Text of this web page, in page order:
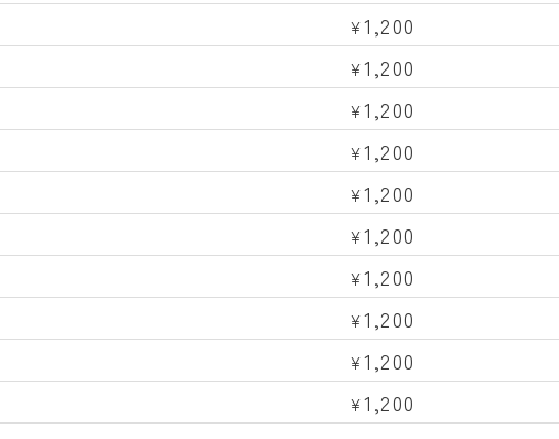
¥1,200
¥1,200
¥1,200
¥1,200
¥1,200
¥1,200
¥1,200
¥1,200
¥1,200
¥1,200